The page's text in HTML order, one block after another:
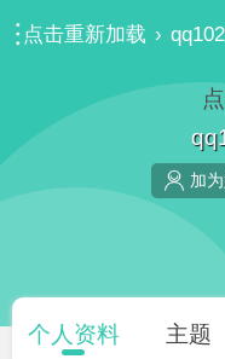
点击重新加载 ›
加
个人资料 主题